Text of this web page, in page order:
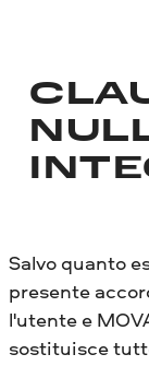
Salvo quanto
presente
l'utente e
sostituisce